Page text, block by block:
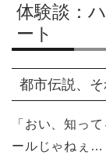
体験談：
ート
都市伝説、
「おい、知っ
ールじゃねぇ…